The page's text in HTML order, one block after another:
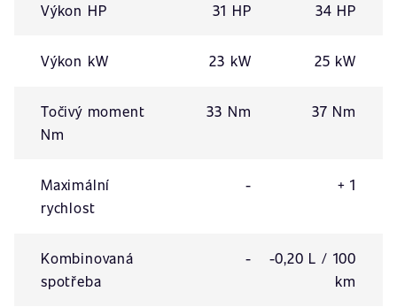
Výkon HP 31 HP 34 HP
Výkon kW 23 kW 25 kW
Točivý moment
Nm
33 Nm 37 Nm
Maximální
rychlost
- + 1
Kombinovaná
spotřeba
-
-0,20 L / 100
km